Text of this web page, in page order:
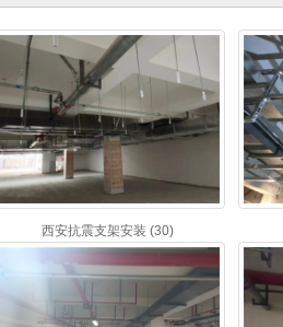
西安抗震支架安装 (30)